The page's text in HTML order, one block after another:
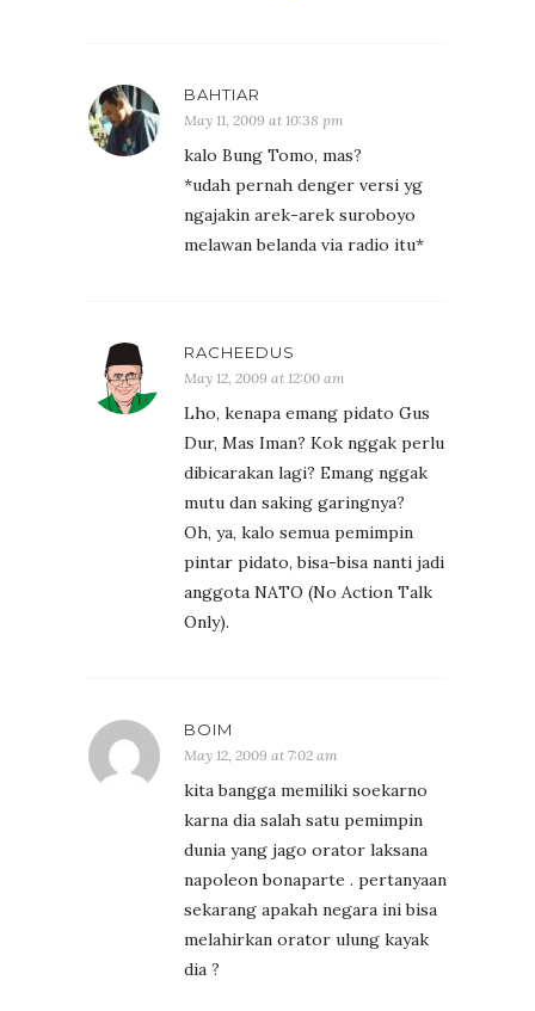
BAHTIAR
May 11, 2009 at 10:38 pm
kalo Bung Tomo, mas?
*udah pernah denger versi yg
ngajakin arek-arek suroboyo
melawan belanda via radio itu*
RACHEEDUS
May 12, 2009 at 12:00 am
Lho, kenapa emang pidato Gus
Dur, Mas Iman? Kok nggak perlu
dibicarakan lagi? Emang nggak
mutu dan saking garingnya?
Oh, ya, kalo semua pemimpin
pintar pidato, bisa-bisa nanti jadi
anggota NATO (No Action Talk
Only).
BOIM
May 12, 2009 at 7:02 am
kita bangga memiliki soekarno
karna dia salah satu pemimpin
dunia yang jago orator laksana
napoleon bonaparte . pertanyaan
sekarang apakah negara ini bisa
melahirkan orator ulung kayak
dia ?